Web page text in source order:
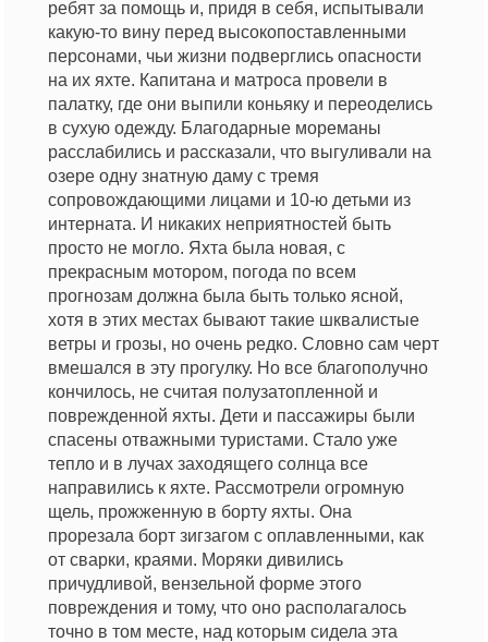
ребят за помощь и, придя в себя, испытывали
какую-то вину перед высокопоставленными
персонами, чьи жизни подверглись опасности
на их яхте. Капитана и матроса провели в
палатку, где они выпили коньяку и переоделись
в сухую одежду. Благодарные мореманы
расслабились и рассказали, что выгуливали на
озере одну знатную даму с тремя
сопровождающими лицами и 10-ю детьми из
интерната. И никаких неприятностей быть
просто не могло. Яхта была новая, с
прекрасным мотором, погода по всем
прогнозам должна была быть только ясной,
хотя в этих местах бывают такие шквалистые
ветры и грозы, но очень редко. Словно сам черт
вмешался в эту прогулку. Но все благополучно
кончилось, не считая полузатопленной и
поврежденной яхты. Дети и пассажиры были
спасены отважными туристами. Стало уже
тепло и в лучах заходящего солнца все
направились к яхте. Рассмотрели огромную
щель, прожженную в борту яхты. Она
прорезала борт зигзагом с оплавленными, как
от сварки, краями. Моряки дивились
причудливой, вензельной форме этого
повреждения и тому, что оно располагалось
точно в том месте, над которым сидела эта